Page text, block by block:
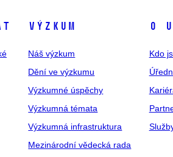
Výzkum
Náš výzkum
Dění ve výzkumu
Výzkumné úspěchy
Výzkumná témata
Výzkumná infrastruktura
Mezinárodní vědecká rada
O
Kdo